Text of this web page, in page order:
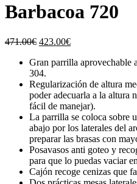
Barbacoa 720
471.00€ 423.00€
Gran parrilla aprovechable
304.
Regularización de altura
poder adecuarla a la altura
fácil de manejar).
La parrilla se coloca sobre
abajo por los laterales del
preparar las brasas con
Posavasos anti goteo y
para que lo puedas vaciar
Cajón recoge cenizas que